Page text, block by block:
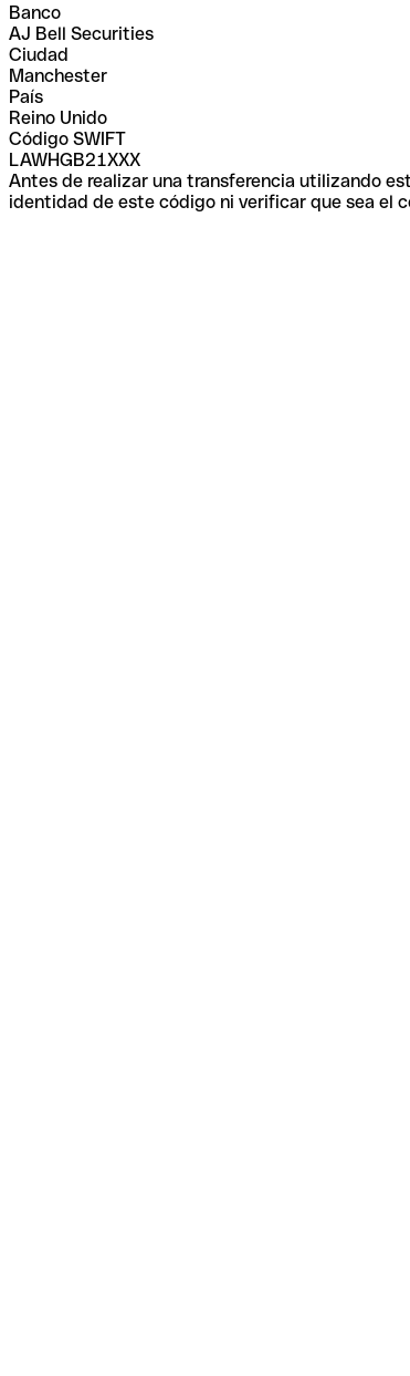
Banco
AJ Bell Securities
Ciudad
Manchester
País
Reino Unido
Código SWIFT
LAWHGB21XXX
Antes de realizar una transferencia utilizando
identidad de este código ni verificar que sea el